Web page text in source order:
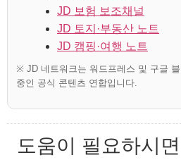
JD 보험 보조채널
JD 토지·부동산 노트
JD 캠핑·여행 노트
※ JD 네트워크는 워드프레스 및 구글
중인 공식 콘텐츠 연합입니다.
도움이 필요하시면